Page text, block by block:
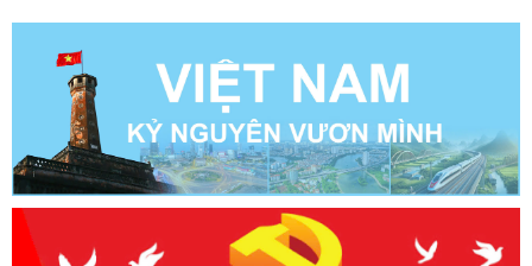
gia đình Anh Chu Văn Tuấn nhận kinh phí hỗ ...